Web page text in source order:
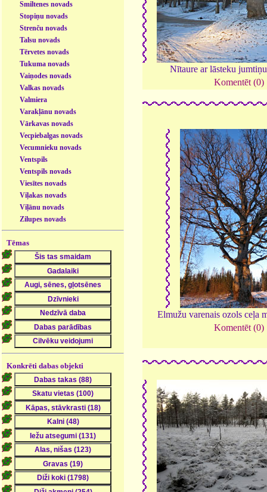
Smiltenes novads
Stopiņu novads
Strenču novads
Talsu novads
Tērvetes novads
Tukuma novads
Vaiņodes novads
Valkas novads
Valmiera
Varakļānu novads
Vārkavas novads
Vecpiebalgas novads
Vecumnieku novads
Ventspils
Ventspils novads
Viesītes novads
Viļakas novads
Viļānu novads
Zilupes novads
Tēmas
Konkrēti dabas objekti
Nītaure ar lāsteku
Komentēt (0)
Elmužu varenais ozols ceļa
Komentēt (0)